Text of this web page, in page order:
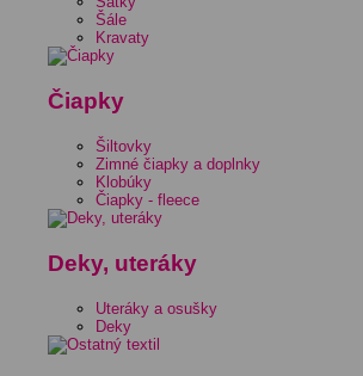
Šále
Kravaty
Čiapky
Šiltovky
Zimné čiapky a doplnky
Klobúky
Čiapky - fleece
Deky, uteráky
Uteráky a osušky
Deky